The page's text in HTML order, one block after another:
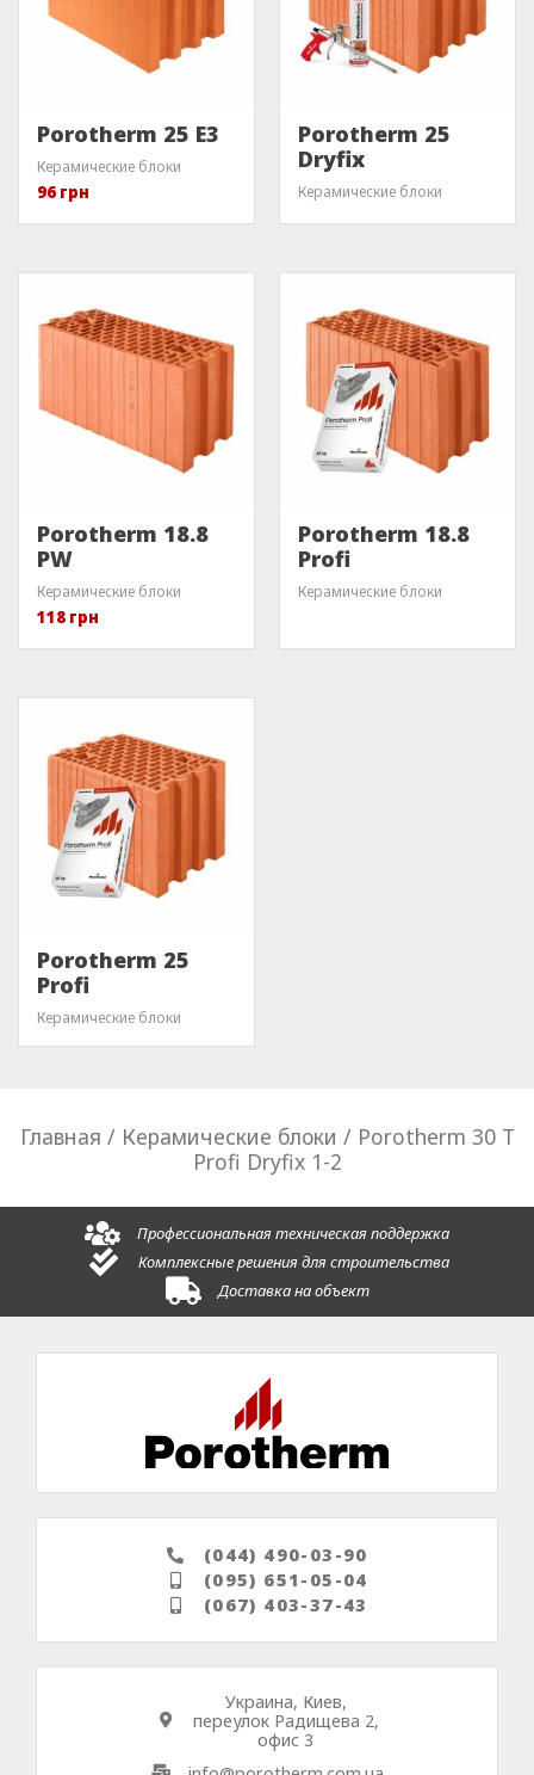
Porotherm 25 E3
Керамические блоки
96 грн
Porotherm 25
Dryfix
Керамические блоки
Porotherm 18.8
PW
Керамические блоки
118 грн
Porotherm 18.8
Profi
Керамические блоки
Porotherm 25
Profi
Керамические блоки
Главная / Керамические блоки / Porotherm 30 T
Profi Dryfix 1-2
Профессиональная техническая поддержка
Комплексные решения для строительства
Доставка на объект
(044) 490-03-90
(095) 651-05-04
(067) 403-37-43
Украина, Киев,
переулок Радищева 2,
офис 3